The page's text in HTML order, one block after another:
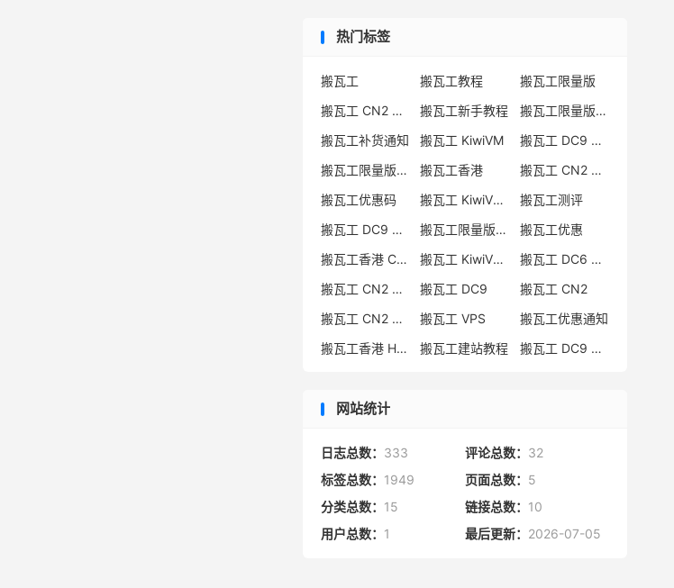
热门标签
搬瓦工 搬瓦工教程
搬瓦工限量版
搬瓦工 CN2 GIA
搬瓦工新手教程
搬瓦工限量版套餐
搬瓦工补货通知
搬瓦工 KiwiVM
搬瓦工 DC9 CN2 GIA
搬瓦工限量版补货
搬瓦工香港
搬瓦工 CN2 GIA-E
搬瓦工优惠码
搬瓦工 KiwiVM 教程
搬瓦工测评
搬瓦工 DC9 CN2 GIA 限量版
搬瓦工限量版补货通知
搬瓦工优惠
搬瓦工香港 CN2 GIA
搬瓦工 KiwiVM 控制面板
搬瓦工 DC6 CN2 GIA-E
搬瓦工 CN2 GIA-E 限量版
搬瓦工 DC9
搬瓦工 CN2
搬瓦工 CN2 GIA 限量版
搬瓦工 VPS
搬瓦工优惠通知
搬瓦工香港 HK85
搬瓦工建站教程 搬瓦工 DC9 限量版
网站统计
日志总数： 333 评论总数： 32
标签总数： 1949 页面总数： 5
分类总数： 15 链接总数： 10
用户总数： 1 最后更新： 2026-07-05